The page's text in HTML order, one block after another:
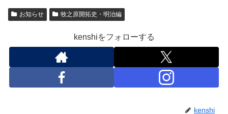
お知らせ 牧之原開拓史・明治編
kenshiをフォローする
kenshi